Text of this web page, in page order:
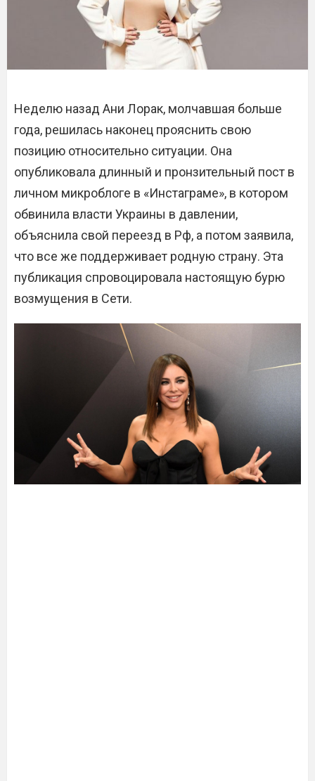
Неделю назад Ани Лорак, молчавшая больше
года, решилась наконец прояснить свою
позицию относительно ситуации. Она
опубликовала длинный и пронзительный пост в
личном микроблоге в «Инстаграме», в котором
обвинила власти Украины в давлении,
объяснила свой переезд в Рф, а потом заявила,
что все же поддерживает родную страну. Эта
публикация спровоцировала настоящую бурю
возмущения в Сети.